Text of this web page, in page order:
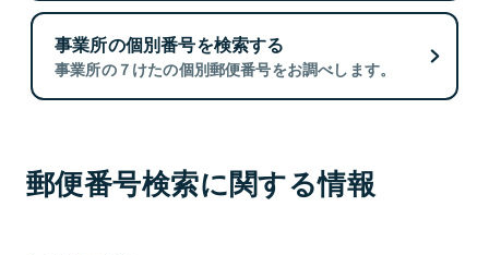
事業所の個別番号を検索する
事業所の７けたの個別郵便番号をお調べします。
郵便番号検索に関する情報